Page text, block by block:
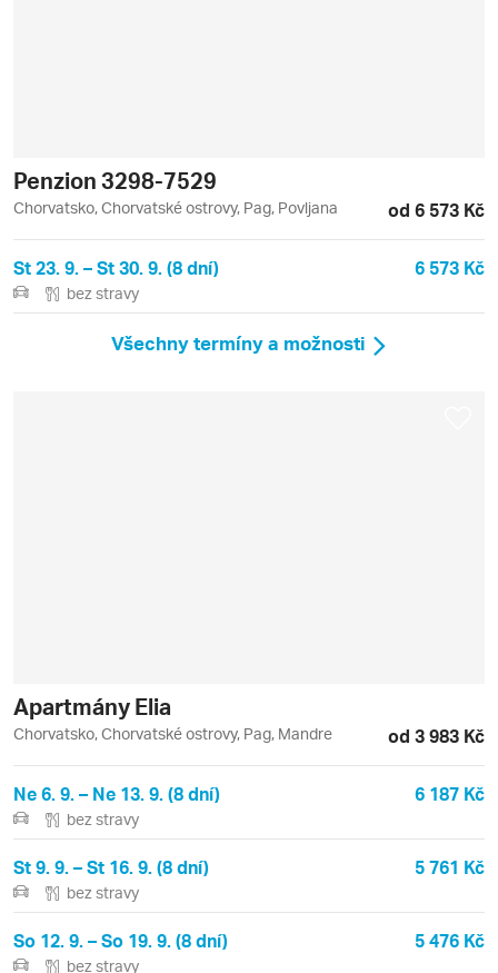
Penzion 3298-7529
Chorvatsko, Chorvatské ostrovy, Pag, Povljana od 6 573 Kč
St 23. 9. – St 30. 9. (8 dní) 6 573 Kč
bez stravy
Všechny termíny a možnosti
Apartmány Elia
Chorvatsko, Chorvatské ostrovy, Pag, Mandre od 3 983 Kč
Ne 6. 9. – Ne 13. 9. (8 dní) 6 187 Kč
bez stravy
St 9. 9. – St 16. 9. (8 dní) 5 761 Kč
bez stravy
So 12. 9. – So 19. 9. (8 dní) 5 476 Kč
bez stravy